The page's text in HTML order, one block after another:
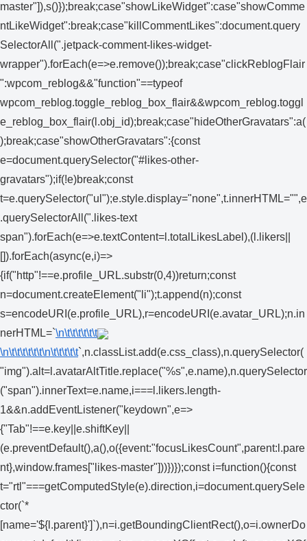
master"]),s()});break;case"showLikeWidget":case"showComme
ntLikeWidget":break;case"killCommentLikes":document.query
SelectorAll(".jetpack-comment-likes-widget-
wrapper").forEach(e=>e.remove());break;case"clickReblogFlair
":wpcom_reblog&&"function"==typeof
wpcom_reblog.toggle_reblog_box_flair&&wpcom_reblog.toggl
e_reblog_box_flair(l.obj_id);break;case"hideOtherGravatars":a(
);break;case"showOtherGravatars":{const
e=document.querySelector("#likes-other-
gravatars");if(!e)break;const
t=e.querySelector("ul");e.style.display="none",t.innerHTML="",e
.querySelectorAll(".likes-text
span").forEach(e=>e.textContent=l.totalLikesLabel),(l.likers||
[]).forEach(async(e,i)=>
{if("http"!==e.profile_URL.substr(0,4))return;const
n=document.createElement("li");t.append(n);const
s=encodeURI(e.profile_URL),r=encodeURI(e.avatar_URL);n.in
nerHTML=`\n\t\t\t\t\t\t
\n\t\t\t\t\t\t\n\t\t\t\t\t`,n.classList.add(e.css_class),n.querySelector(
"img").alt=l.avatarAltTitle.replace("%s",e.name),n.querySelector
("span").innerText=e.name,i===l.likers.length-
1&&n.addEventListener("keydown",e=>
{"Tab"!==e.key||e.shiftKey||
(e.preventDefault(),a(),o({event:"focusLikesCount",parent:l.pare
nt},window.frames["likes-master"]))})});const i=function(){const
t="rtl"===getComputedStyle(e).direction,i=document.querySele
ctor(`*
[name='${l.parent}']`),n=i.getBoundingClientRect(),o=i.ownerDo